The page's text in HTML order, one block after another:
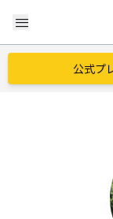
menu
公式プ